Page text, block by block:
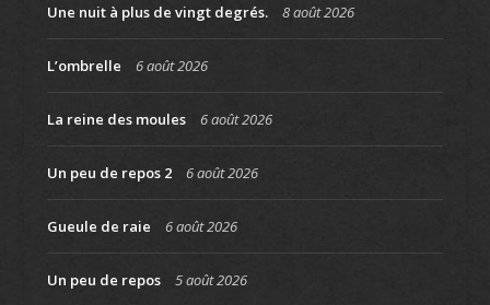
Une nuit à plus de vingt degrés. 8 août 2026
L’ombrelle 6 août 2026
La reine des moules 6 août 2026
Un peu de repos 2 6 août 2026
Gueule de raie 6 août 2026
Un peu de repos 5 août 2026